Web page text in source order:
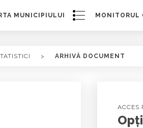
MUNICIPIULUI MONITORUL
> ARHIVĂ DOCUMENT
ACCES